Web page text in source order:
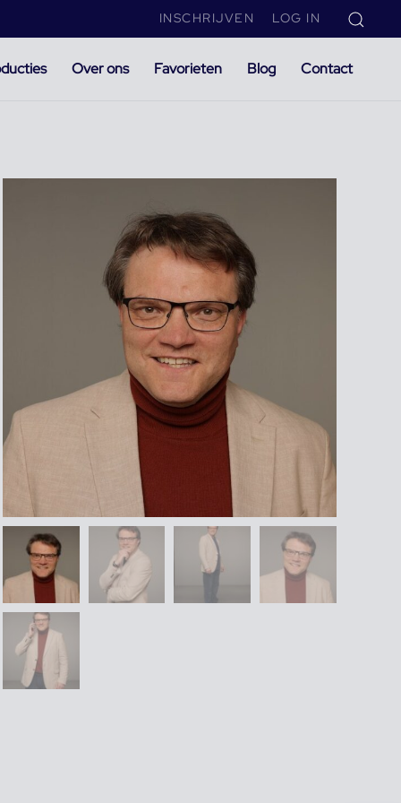
INSCHRIJVEN LOG IN
Over ons Favorieten Blog Contact